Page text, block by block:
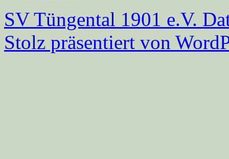
SV Tüngental 1901 e.V.
Stolz präsentiert von